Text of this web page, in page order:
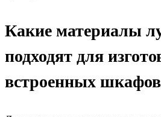
Какие материалы
подходят для
встроенных